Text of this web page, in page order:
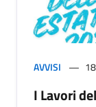
AVVISI
I Lavori